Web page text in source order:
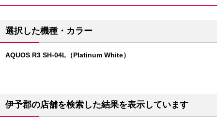
選択した機種・カラー
AQUOS R3 SH-04L（Platinum White）
伊予郡の店舗を検索した結果を表示しています